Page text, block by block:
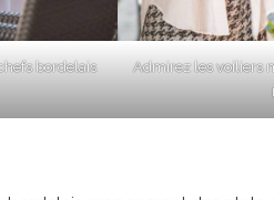
bordelais
Admirez les voiliers